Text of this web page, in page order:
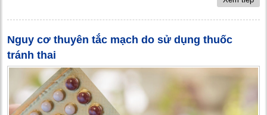
Nguy cơ thuyên tắc mạch do sử dụng thuốc
tránh thai